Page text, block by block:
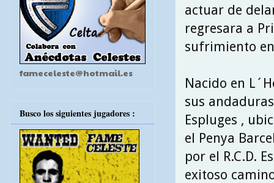
actuar de
regresara a
sufrimiento
Nacido en
sus
Espluges ,
el Penya
por el R.C.D.
exitoso
fameceleste@hotmail.es
Busco los siguientes jugadores :